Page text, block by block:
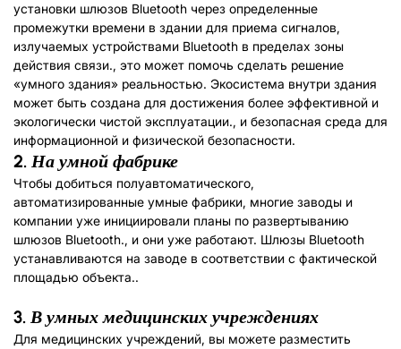
установки шлюзов Bluetooth через определенные
промежутки времени в здании для приема сигналов,
излучаемых устройствами Bluetooth в пределах зоны
действия связи., это может помочь сделать решение
«умного здания» реальностью. Экосистема внутри здания
может быть создана для достижения более эффективной и
экологически чистой эксплуатации., и безопасная среда для
информационной и физической безопасности.
2. На умной фабрике
Чтобы добиться полуавтоматического,
автоматизированные умные фабрики, многие заводы и
компании уже инициировали планы по развертыванию
шлюзов Bluetooth., и они уже работают. Шлюзы Bluetooth
устанавливаются на заводе в соответствии с фактической
площадью объекта..
3. В умных медицинских учреждениях
Для медицинских учреждений, вы можете разместить